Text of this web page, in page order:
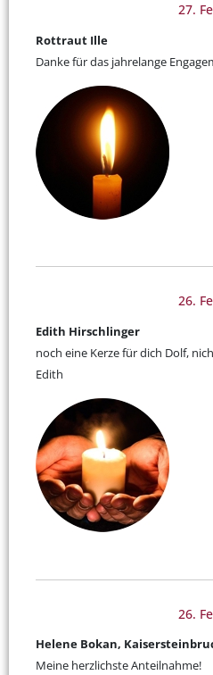
27.
Rottraut Ille
Danke für das jahrelange
26.
Edith Hirschlinger
noch eine Kerze für dich Dolf,
Edith
26.
Helene Bokan,
Meine herzlichste Anteilnahme!